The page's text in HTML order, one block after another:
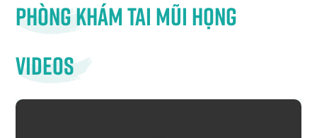
Phòng khám tai mũi họng
Videos